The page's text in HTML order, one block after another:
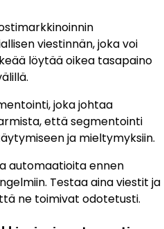
viestinnän, joka voi
löytää oikea tasapaino
joka johtaa
että segmentointi
ja mieltymyksiin.
automaatioita ennen
Testaa aina viestit ja
ne toimivat odotetusti.